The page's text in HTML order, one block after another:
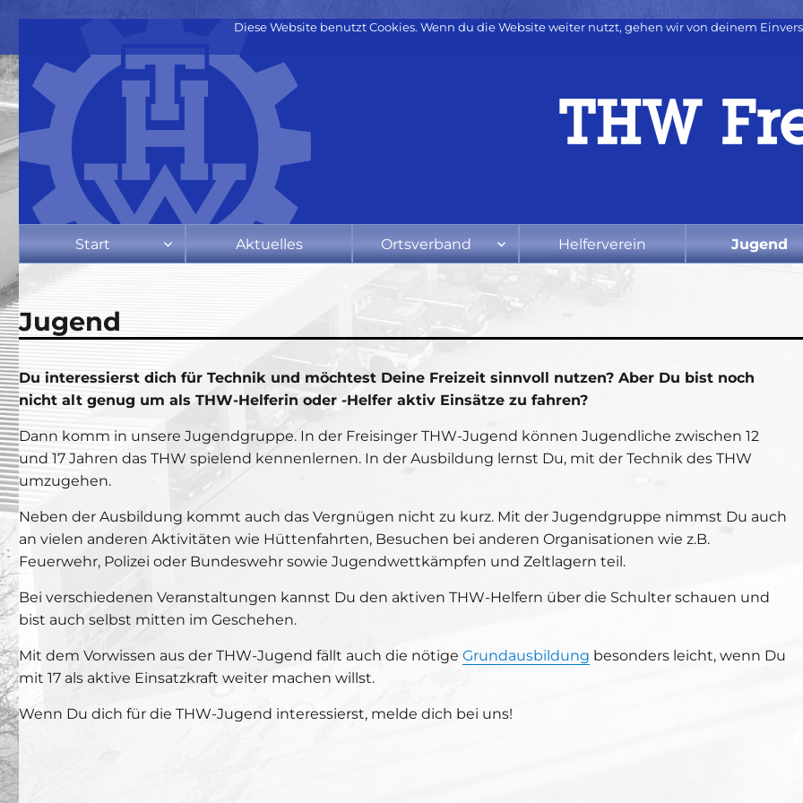
Start Aktuelles Ortsverband Helferverein Jugend
Jugend
Du interessierst dich für Technik und möchtest Deine Freizeit sinnvoll nutzen? Aber Du bist noch
nicht alt genug um als THW-Helferin oder -Helfer aktiv Einsätze zu fahren?
Dann komm in unsere Jugendgruppe. In der Freisinger THW-Jugend können Jugendliche zwischen 12
und 17 Jahren das THW spielend kennenlernen. In der Ausbildung lernst Du, mit der Technik des THW
umzugehen.
Neben der Ausbildung kommt auch das Vergnügen nicht zu kurz. Mit der Jugendgruppe nimmst Du auch
an vielen anderen Aktivitäten wie Hüttenfahrten, Besuchen bei anderen Organisationen wie z.B.
Feuerwehr, Polizei oder Bundeswehr sowie Jugendwettkämpfen und Zeltlagern teil.
Bei verschiedenen Veranstaltungen kannst Du den aktiven THW-Helfern über die Schulter schauen und
bist auch selbst mitten im Geschehen.
Mit dem Vorwissen aus der THW-Jugend fällt auch die nötige Grundausbildung besonders leicht, wenn Du
mit 17 als aktive Einsatzkraft weiter machen willst.
Wenn Du dich für die THW-Jugend interessierst, melde dich bei uns!
Diese Website benutzt Cookies. Wenn du die Website weiter nutzt, gehen wir von deinem